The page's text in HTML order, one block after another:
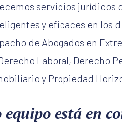
servicios jurídicos
y eficaces en los
de Abogados en
Laboral, Derecho
y Propiedad
equipo está en